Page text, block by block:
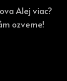
Alej viac?
ozveme!